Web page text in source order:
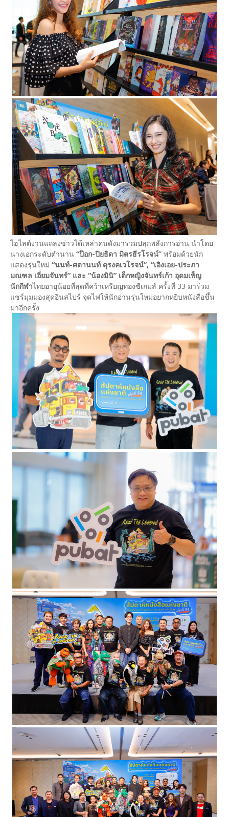
ไฮไลต์งานแถลงข่าวได้เหล่าคนดังมาร่วมปลุกพลังการอ่าน นำโดย
นางเอกระดับตำนาน “ป๊อก-ปิยธิดา มิตรธีรโรจน์” พร้อมด้วยนัก
แสดงรุ่นใหม่ “นนท์-ศดานนท์ ดุรงคเวโรจน์”, “เอิงเอย-ประภา
มณฑล เอี่ยมจันทร์” และ “น้องมินิ” เด็กหญิงจันทร์เก้า อุดมเพ็ญ
นักกีฬาไทยอายุน้อยที่สุดที่คว้าเหรียญทองซีเกมส์ ครั้งที่ 33 มาร่วม
แชร์มุมมองสุดอินสไปร์ จุดไฟให้นักอ่านรุ่นใหม่อยากหยิบหนังสือขึ้น
มาอีกครั้ง